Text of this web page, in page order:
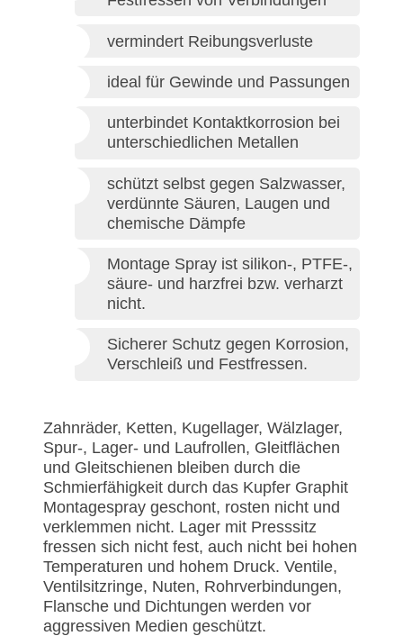
vermindert Reibungsverluste
ideal für Gewinde und Passungen
unterbindet Kontaktkorrosion bei
unterschiedlichen Metallen
schützt selbst gegen Salzwasser,
verdünnte Säuren, Laugen und
chemische Dämpfe
Montage Spray ist silikon-, PTFE-,
säure- und harzfrei bzw. verharzt
nicht.
Sicherer Schutz gegen Korrosion,
Verschleiß und Festfressen.
Zahnräder, Ketten, Kugellager, Wälzlager,
Spur-, Lager- und Laufrollen, Gleitflächen
und Gleitschienen bleiben durch die
Schmierfähigkeit durch das Kupfer Graphit
Montagespray geschont, rosten nicht und
verklemmen nicht. Lager mit Presssitz
fressen sich nicht fest, auch nicht bei hohen
Temperaturen und hohem Druck. Ventile,
Ventilsitzringe, Nuten, Rohrverbindungen,
Flansche und Dichtungen werden vor
aggressiven Medien geschützt.